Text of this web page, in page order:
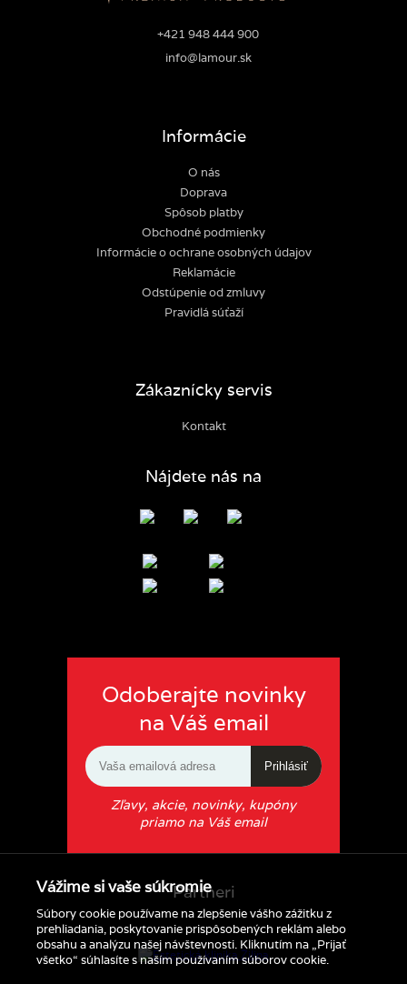
Vážime si vaše súkromie
Súbory cookie používame na zlepšenie vášho zážitku z
prehliadania, poskytovanie prispôsobených reklám alebo
obsahu a analýzu našej návštevnosti. Kliknutím na „Prijať
všetko“ súhlasíte s naším používaním súborov cookie.
+421 948 444 900
info@lamour.sk
Informácie
O nás
Doprava
Spôsob platby
Obchodné podmienky
Informácie o ochrane osobných údajov
Reklamácie
Odstúpenie od zmluvy
Pravidlá súťaží
Zákaznícky servis
Kontakt
Nájdete nás na
Odoberajte novinky
na Váš email
Prihlásiť
Zľavy, akcie, novinky, kupóny
priamo na Váš email
Partneri